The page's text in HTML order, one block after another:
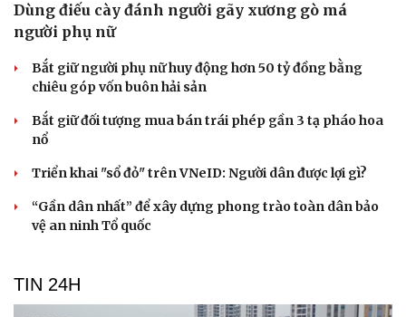
Dùng điếu cày đánh người gãy xương gò má
người phụ nữ
Bắt giữ người phụ nữ huy động hơn 50 tỷ đồng bằng
chiêu góp vốn buôn hải sản
Bắt giữ đối tượng mua bán trái phép gần 3 tạ pháo hoa
nổ
Triển khai "sổ đỏ" trên VNeID: Người dân được lợi gì?
“Gần dân nhất” để xây dựng phong trào toàn dân bảo
vệ an ninh Tổ quốc
TIN 24H